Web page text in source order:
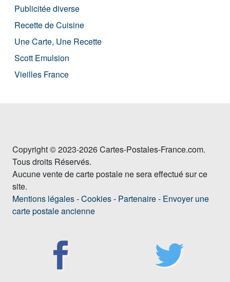
Publicitée diverse
Recette de Cuisine
Une Carte, Une Recette
Scott Emulsion
Vieilles France
Copyright © 2023-2026 Cartes-Postales-France.com.
Tous droits Réservés.
Aucune vente de carte postale ne sera effectué sur ce
site.
Mentions légales-Cookies- Partenaire- Envoyer une
carte postale ancienne